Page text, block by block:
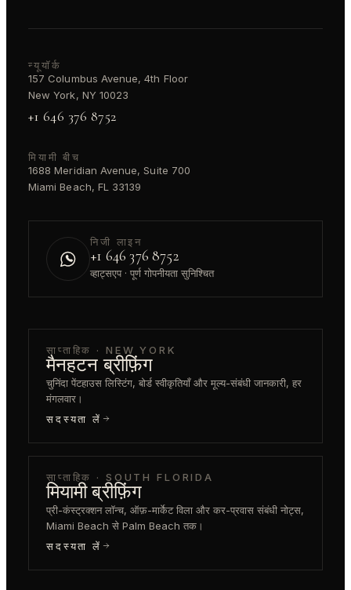
न्यूयॉर्क
157 Columbus Avenue, 4th Floor
New York, NY 10023
+1 646 376 8752
मियामी बीच
1688 Meridian Avenue, Suite 700
Miami Beach, FL 33139
निजी लाइन
+1 646 376 8752
व्हाट्सएप · पूर्ण गोपनीयता सुनिश्चित
साप्ताहिक · NEW YORK
मैनहटन ब्रीफ़िंग
चुनिंदा पेंटहाउस लिस्टिंग, बोर्ड स्वीकृतियाँ और मूल्य-संबंधी जानकारी, हर
मंगलवार।
सदस्यता लें
साप्ताहिक · SOUTH FLORIDA
मियामी ब्रीफ़िंग
प्री-कंस्ट्रक्शन लॉन्च, ऑफ़-मार्केट विला और कर-प्रवास संबंधी नोट्स,
Miami Beach से Palm Beach तक।
सदस्यता लें